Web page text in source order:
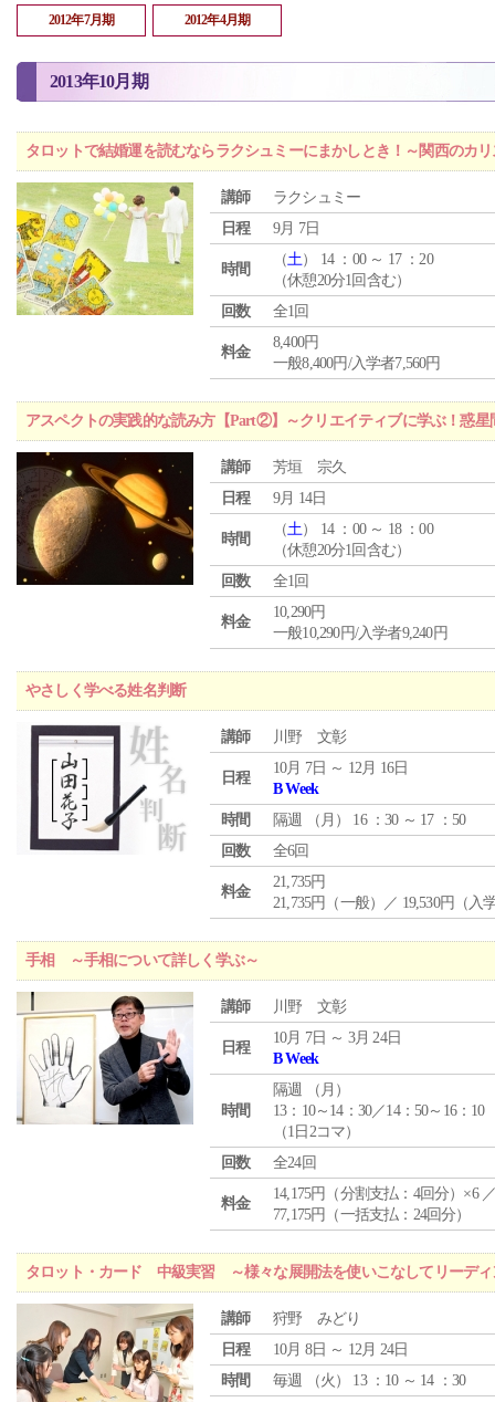
2012年7月期 2012年4月期
2013年10月期
タロットで結婚運を読むならラクシュミーにまかしとき！～関西のカ
講師
ラクシュミー
日程
9月 7日
時間
（土） 14 ：00 ～ 17 ：20
（休憩20分1回含む）
回数
全1回
料金
8,400円
一般8,400円/入学者7,560円
アスペクトの実践的な読み方【Part②】～クリエイティブに学ぶ！惑
講師
芳垣 宗久
日程
9月 14日
時間
（土） 14 ：00 ～ 18 ：00
（休憩20分1回含む）
回数
全1回
料金
10,290円
一般10,290円/入学者9,240円
やさしく学べる姓名判断
講師 川野 文彰
日程
10月 7日 ～ 12月 16日
B Week
時間
隔週 （ 月 ） 16 ：30 ～ 17 ：50
回数
全6回
料金
21,735円
21,735円（一般）／ 19,530円（入
手相 ～手相について詳しく学ぶ～
講師 川野 文彰
日程
10月 7日 ～ 3月 24日
B Week
時間
隔週 （ 月 ）
13：10～14：30／14：50～16：10
（1日2コマ）
回数
全24回
料金
14,175円（分割支払：4回分）×6
77,175円（一括支払：24回分）
タロット・カード 中級実習 ～様々な展開法を使いこなしてリーディ
講師
狩野 みどり
日程
10月 8日 ～ 12月 24日
時間
毎週 （火 ） 13 ：10 ～ 14 ：30